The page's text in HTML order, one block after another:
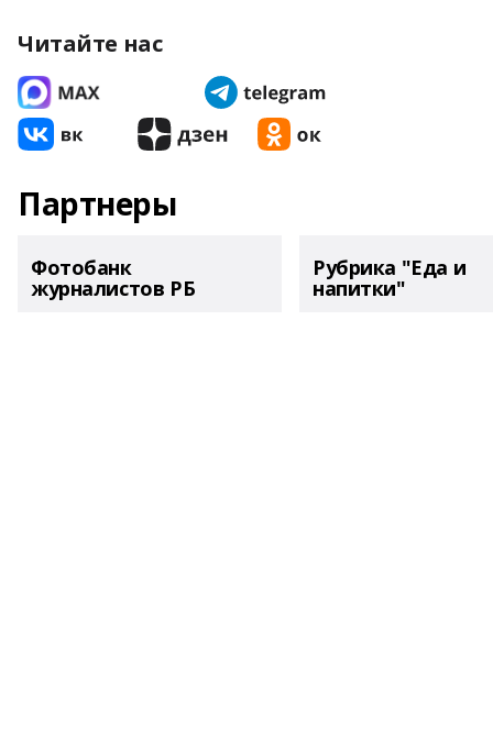
Читайте нас
Партнеры
Фотобанк
журналистов РБ
Рубрика "Еда и
напитки"